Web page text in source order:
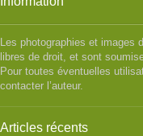
Les photographies et images
libres de droit, et sont
Pour toutes éventuelles
contacter l’auteur.
Articles récents